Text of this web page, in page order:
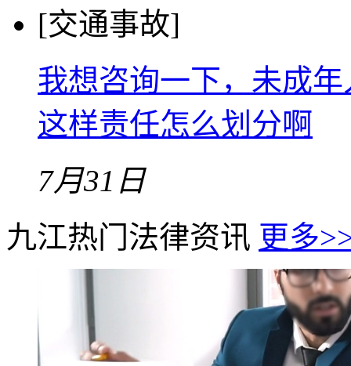
[交通事故]
我想咨询一下，未成
这样责任怎么划分啊
7月31日
九江热门法律资讯 更多